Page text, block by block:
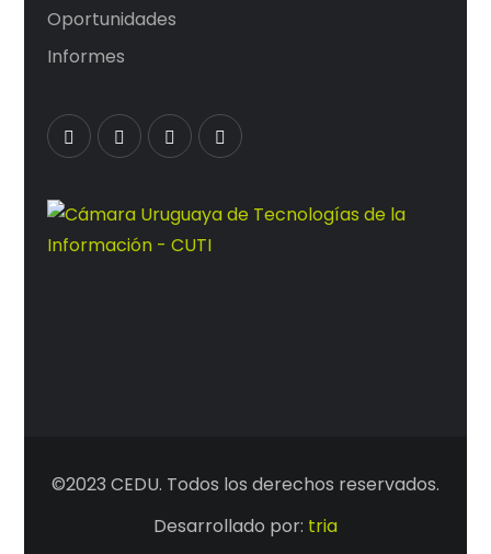
Oportunidades
Informes
©2023 CEDU. Todos los derechos reservados.
Desarrollado por: tria